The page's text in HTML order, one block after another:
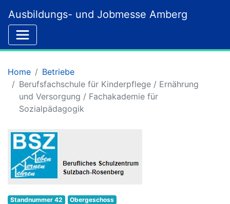
Ausbildungs- und Jobmesse Amberg
Home
Betriebe
Berufsfachschule für Kinderpflege / Ernährung
und Versorgung / Fachakademie für
Sozialpädagogik
Standnummer 42 Obergeschoss